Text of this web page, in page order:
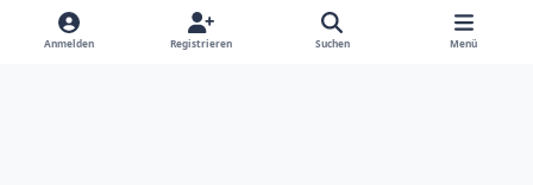
Heller Modus
Dunkler Modus
Systemeinstellung
Anmelden Registrieren Suchen Menü